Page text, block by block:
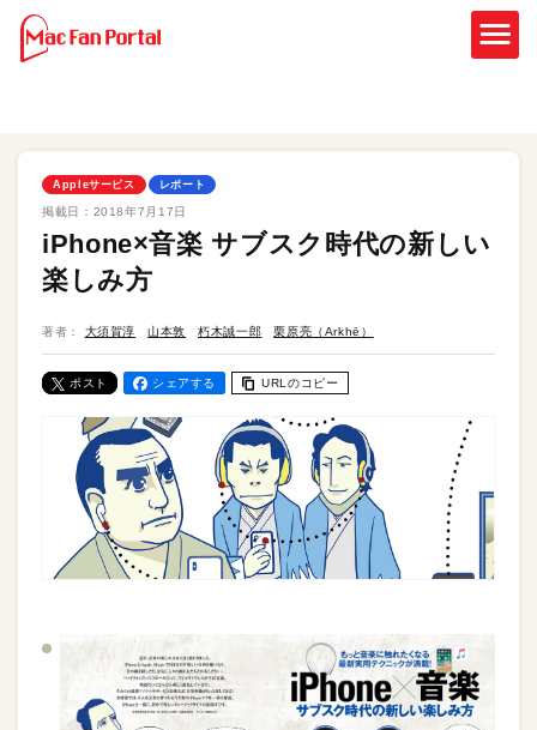
Appleサービス レポート
掲載日： 2018年7月17日
iPhone×音楽 サブスク時代の新しい
楽しみ方
著者： 大須賀淳 山本敦 朽木誠一郎 栗原亮（Arkhē）
ポスト シェアする URLのコピー